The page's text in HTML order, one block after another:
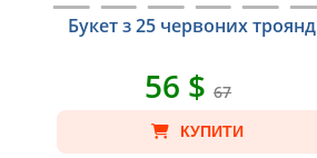
Букет з 25 червоних троянд
56 $67
КУПИТИ